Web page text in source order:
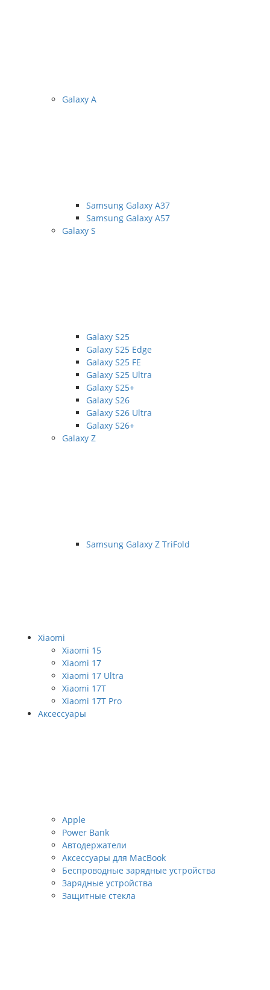
Galaxy A
Samsung Galaxy A37
Samsung Galaxy A57
Galaxy S
Galaxy S25
Galaxy S25 Edge
Galaxy S25 FE
Galaxy S25 Ultra
Galaxy S25+
Galaxy S26
Galaxy S26 Ultra
Galaxy S26+
Galaxy Z
Samsung Galaxy Z TriFold
Xiaomi
Xiaomi 15
Xiaomi 17
Xiaomi 17 Ultra
Xiaomi 17T
Xiaomi 17T Pro
Аксессуары
Apple
Power Bank
Автодержатели
Аксессуары для MacBook
Беспроводные зарядные устройства
Зарядные устройства
Защитные стекла